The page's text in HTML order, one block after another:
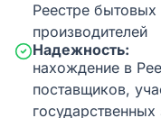
Реестре бытовых
производителей
Надежность:
нахождение в
поставщиков,